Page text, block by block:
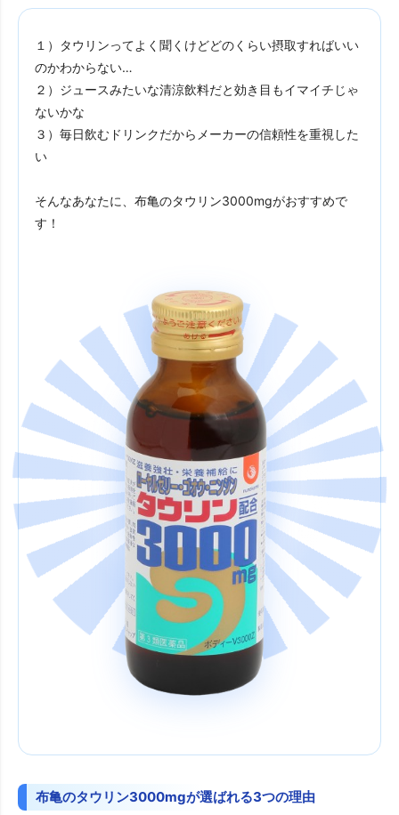
１）タウリンってよく聞くけどどのくらい摂取すればいい
のかわからない…
２）ジュースみたいな清涼飲料だと効き目もイマイチじゃ
ないかな
３）毎日飲むドリンクだからメーカーの信頼性を重視した
い
そんなあなたに、 布亀のタウリン3000mgがおすすめで
す！
布亀のタウリン3000mgが選ばれる3つの理由